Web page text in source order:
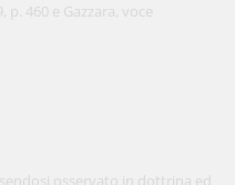
460 e Gazzara, voce
osservato in dottrina ed